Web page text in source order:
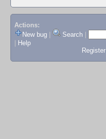
Actions:
New bug
Search
Help
Register